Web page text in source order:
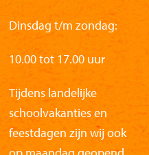
Dinsdag t/m zondag:
10.00 tot 17.00 uur
Tijdens landelijke
schoolvakanties en
feestdagen zijn wij ook